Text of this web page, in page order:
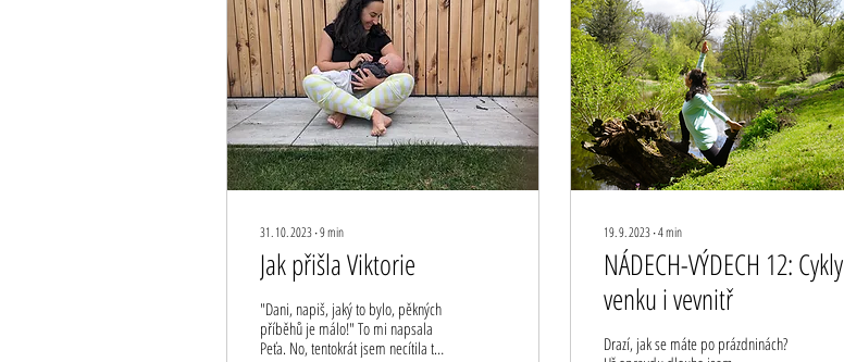
31. 10. 2023∙9min
Jak přišla Viktorie
"Dani, napiš, jaký to bylo, pěkných
příběhů je málo!" To mi napsala
Peťa. No, tentokrát jsem necítila tak
19. 9. 2023∙4min
NÁDECH-VÝDECH 12: Cykly
venku i vevnitř
Drazí, jak se máte po prázdninách?